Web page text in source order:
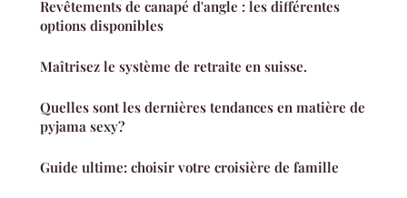
Revêtements de canapé d'angle : les différentes
options disponibles
Maîtrisez le système de retraite en suisse.
Quelles sont les dernières tendances en matière de
pyjama sexy?
Guide ultime: choisir votre croisière de famille